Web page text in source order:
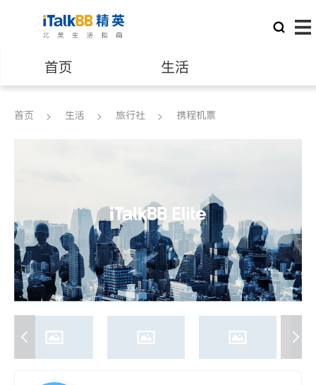
首页 生活
医生 律师
养老 非盈利组织
首页 生活 旅行社 携程机票